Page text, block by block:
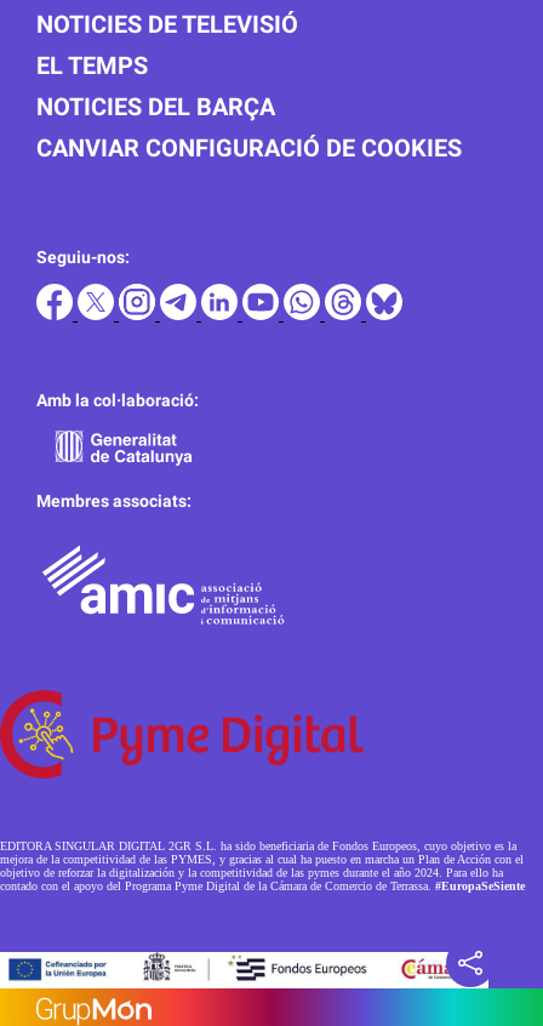
NOTICIES DE TELEVISIÓ
EL TEMPS
NOTICIES DEL BARÇA
CANVIAR CONFIGURACIÓ DE COOKIES
Seguiu-nos:
Amb la col·laboració:
Membres associats:
EDITORA SINGULAR DIGITAL 2GR S.L. ha sido beneficiaria de Fondos Europeos, cuyo objetivo es la
mejora de la competitividad de las PYMES, y gracias al cual ha puesto en marcha un Plan de Acción con el
objetivo de reforzar la digitalización y la competitividad de las pymes durante el año 2024. Para ello ha
contado con el apoyo del Programa Pyme Digital de la Cámara de Comercio de Terrassa. #EuropaSeSiente